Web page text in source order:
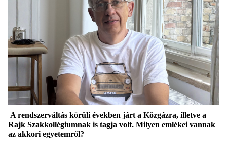
A rendszerváltás körüli években járt a Közgázra, illetve a
Rajk Szakkollégiumnak is tagja volt. Milyen emlékei vannak
az akkori egyetemről?